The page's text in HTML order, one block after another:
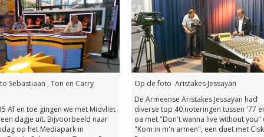
Sebastiaan , Ton en Carry
Af en toe gingen we met Midvliet
een dagje uit. Bijvoorbeeld naar
op het Mediapark in
Op de foto Aristakes Jessayan
De Armeense Aristakes Jessayan had
diverse top 40 noteringen tussen '77
oa met "Don't wanna live without you"
"Kom in m'n armen", een duet met